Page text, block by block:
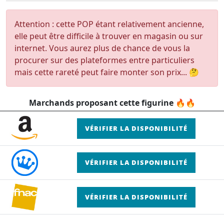
Attention : cette POP étant relativement ancienne,
elle peut être difficile à trouver en magasin ou sur
internet. Vous aurez plus de chance de vous la
procurer sur des plateformes entre particuliers
mais cette rareté peut faire monter son prix... 🤔
Marchands proposant cette figurine 🔥🔥
VÉRIFIER LA DISPONIBILITÉ
VÉRIFIER LA DISPONIBILITÉ
VÉRIFIER LA DISPONIBILITÉ